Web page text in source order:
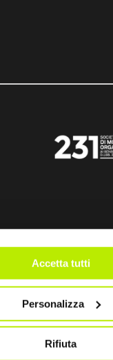
Accetta tutti
Personalizza
Rifiuta